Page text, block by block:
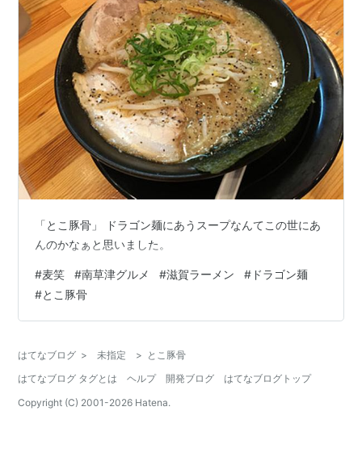
「とこ豚骨」 ドラゴン麺にあうスープなんてこの世にあ
んのかなぁと思いました。
#麦笑 #南草津グルメ #滋賀ラーメン # ドラゴン麺
#とこ豚骨
はてなブログ > 未指定 > とこ豚骨
はてなブログ タグとは
ヘルプ 開発ブログ
はてなブログトップ
Copyright (C) 2001-2026 Hatena.